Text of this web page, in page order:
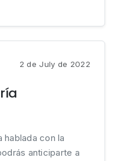
2 de July de 2022
hablada con la
anticiparte a